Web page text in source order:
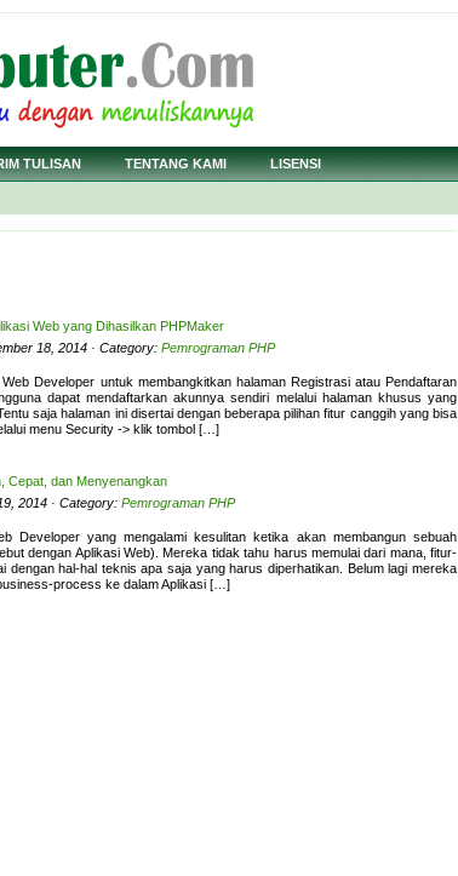
TULISAN TENTANG KAMI LISENSI
Web yang Dihasilkan PHPMaker
18, 2014 · Category: Pemrograman PHP
Developer untuk membangkitkan halaman Registrasi atau Pendaftaran
dapat mendaftarkan akunnya sendiri melalui halaman khusus yang
saja halaman ini disertai dengan beberapa pilihan fitur canggih yang bisa
menu Security -> klik tombol […]
Cepat, dan Menyenangkan
2014 · Category: Pemrograman PHP
Developer yang mengalami kesulitan ketika akan membangun sebuah
dengan Aplikasi Web). Mereka tidak tahu harus memulai dari mana, fitur-
dengan hal-hal teknis apa saja yang harus diperhatikan. Belum lagi mereka
process ke dalam Aplikasi […]